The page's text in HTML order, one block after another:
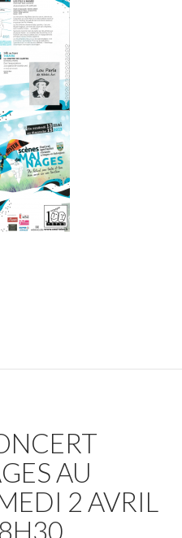
AU
2 AVRIL